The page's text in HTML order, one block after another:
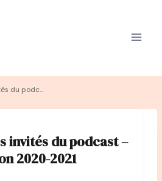
Les livres des invités du podcast – saison 2020-2021
invités du podcast –
2020-2021